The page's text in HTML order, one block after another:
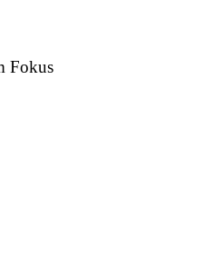
Fokus